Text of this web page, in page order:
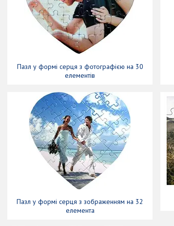
Пазл у формі серця з фотографією на 30
елементів
Пазл у формі серця з зображенням на 32
елемента